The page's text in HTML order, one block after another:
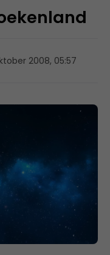
2008, 05:57